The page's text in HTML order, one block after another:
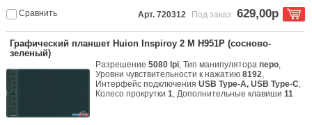
Сравнить Арт. 720312 Под заказ 629,00р
Графический планшет Huion Inspiroy 2 M H951P (сосново-
зеленый)
Разрешение5080 lpi, Тип манипулятораперо,
Уровни чувствительности к нажатию8192,
Интерфейс подключенияUSB Type-A, USB Type-C,
Колесо прокрутки1, Дополнительные клавиши11